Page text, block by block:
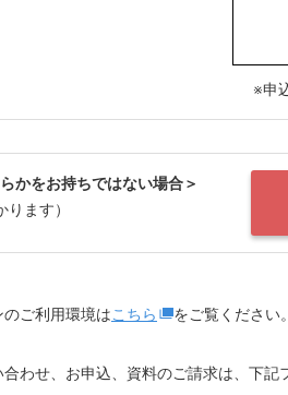
※申
かをお持ちではない場合＞
ます）
ご利用環境はこちら をご覧ください。
わせ、お申込、資料のご請求は、下